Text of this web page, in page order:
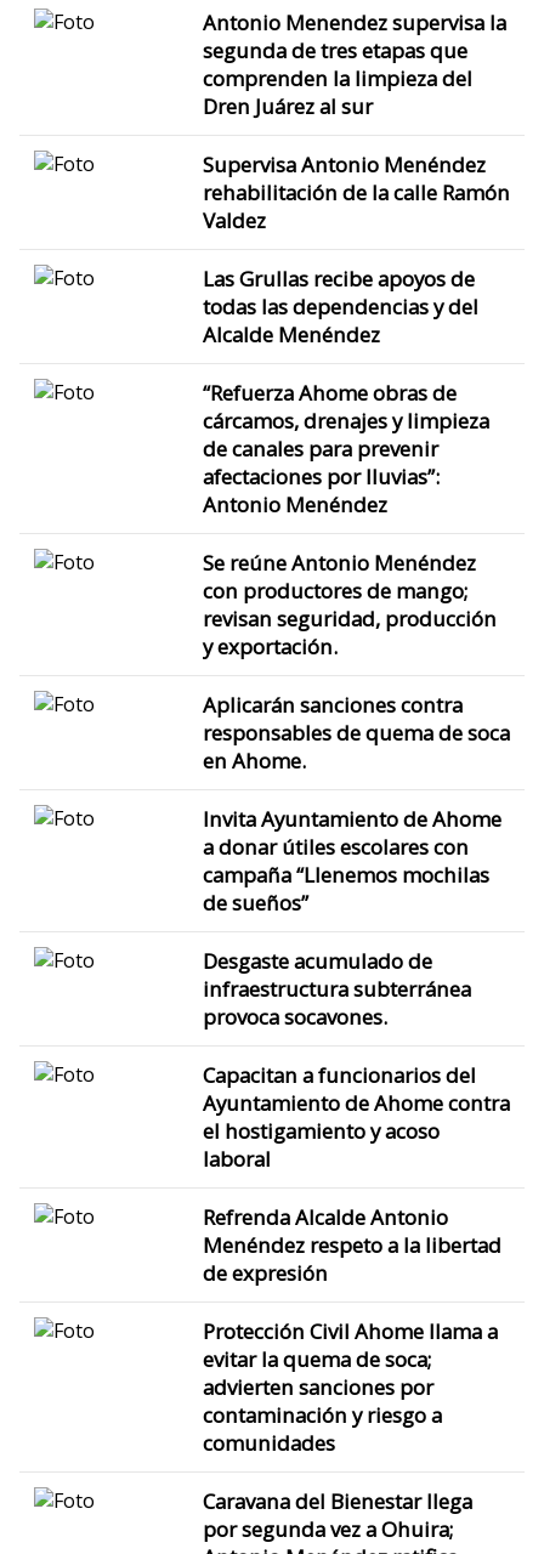
Antonio Menendez supervisa la
segunda de tres etapas que
comprenden la limpieza del
Dren Juárez al sur
Supervisa Antonio Menéndez
rehabilitación de la calle Ramón
Valdez
Las Grullas recibe apoyos de
todas las dependencias y del
Alcalde Menéndez
“Refuerza Ahome obras de
cárcamos, drenajes y limpieza
de canales para prevenir
afectaciones por lluvias”:
Antonio Menéndez
Se reúne Antonio Menéndez
con productores de mango;
revisan seguridad, producción
y exportación.
Aplicarán sanciones contra
responsables de quema de soca
en Ahome.
Invita Ayuntamiento de Ahome
a donar útiles escolares con
campaña “Llenemos mochilas
de sueños”
Desgaste acumulado de
infraestructura subterránea
provoca socavones.
Capacitan a funcionarios del
Ayuntamiento de Ahome contra
el hostigamiento y acoso
laboral
Refrenda Alcalde Antonio
Menéndez respeto a la libertad
de expresión
Protección Civil Ahome llama a
evitar la quema de soca;
advierten sanciones por
contaminación y riesgo a
comunidades
Caravana del Bienestar llega
por segunda vez a Ohuira;